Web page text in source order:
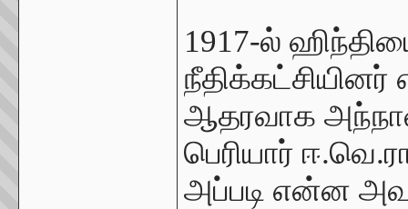
1917-ல்
நீதிக்கட்சியினர்
ஆதரவாக
பெரியார்
அப்படி என்ன